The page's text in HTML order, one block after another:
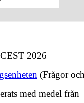
2026
(Frågor
med medel från